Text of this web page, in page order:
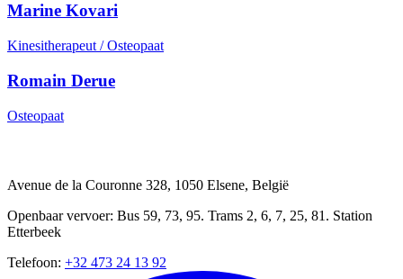
Marine Kovari
Kinesitherapeut / Osteopaat
Romain Derue
Osteopaat
Avenue de la Couronne 328, 1050 Elsene, België
Openbaar vervoer: Bus 59, 73, 95. Trams 2, 6, 7, 25, 81. Station
Etterbeek
Telefoon: +32 473 24 13 92